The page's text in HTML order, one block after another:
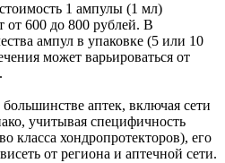
1 ампулы (1 мл)
от 600 до 800 рублей. В
ампул в упаковке (5 или 10
может варьироваться от
аптек, включая сети
учитывая специфичность
класса хондропротекторов), его
от региона и аптечной сети.